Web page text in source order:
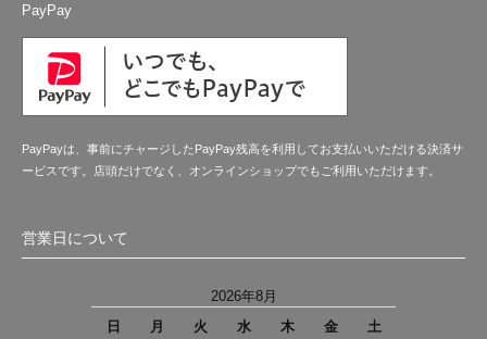
PayPay
PayPayは、事前にチャージしたPayPay残高を利用してお支払いいただける決済サ
ービスです。店頭だけでなく、オンラインショップでもご利用いただけます。
営業日について
2026年8月
日
月 火 水 木 金 土